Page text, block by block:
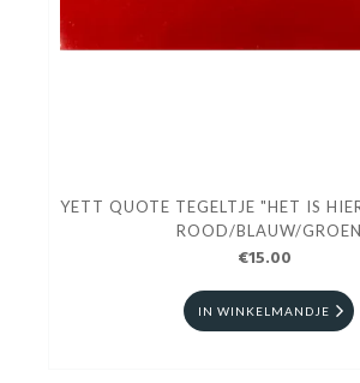
YETT QUOTE TEGELTJE "HET IS
ROOD/BLAUW/GROEN
€15.00
IN WINKELMANDJE